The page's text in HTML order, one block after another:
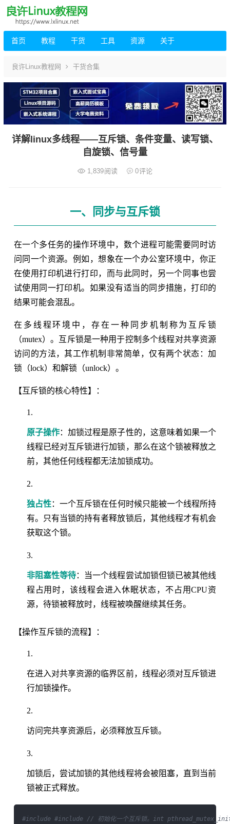
首页 教程 干货 工具 资源 关于
良许Linux教程网 干货合集
详解linux多线程——互斥锁、条件变量、读写锁、
自旋锁、信号量
1,839阅读 0评论
一、同步与互斥锁
在一个多任务的操作环境中，数个进程可能需要同时访
问同一个资源。例如，想象在一个办公室环境中，你正
在使用打印机进行打印，而与此同时，另一个同事也尝
试使用同一打印机。如果没有适当的同步措施，打印的
结果可能会混乱。
在多线程环境中，存在一种同步机制称为互斥锁
（mutex）。互斥锁是一种用于控制多个线程对共享资源
访问的方法，其工作机制非常简单，仅有两个状态：加
锁（lock）和解锁（unlock）。
【互斥锁的核心特性】：
原子操作：加锁过程是原子性的，这意味着如果一个
线程已经对互斥锁进行加锁，那么在这个锁被释放之
前，其他任何线程都无法加锁成功。
独占性：一个互斥锁在任何时候只能被一个线程所持
有。只有当锁的持有者释放锁后，其他线程才有机会
获取这个锁。
非阻塞性等待：当一个线程尝试加锁但锁已被其他线
程占用时，该线程会进入休眠状态，不占用CPU资
源，待锁被释放时，线程被唤醒继续其任务。
【操作互斥锁的流程】：
在进入对共享资源的临界区前，线程必须对互斥锁进
行加锁操作。
访问完共享资源后，必须释放互斥锁。
加锁后，尝试加锁的其他线程将会被阻塞，直到当前
锁被正式释放。
#include #include // 初始化一个互斥锁。int